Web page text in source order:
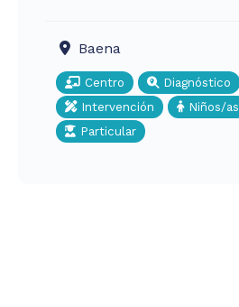
Baena
Centro
Diagnóstico
Intervención
Niños/as
Particular